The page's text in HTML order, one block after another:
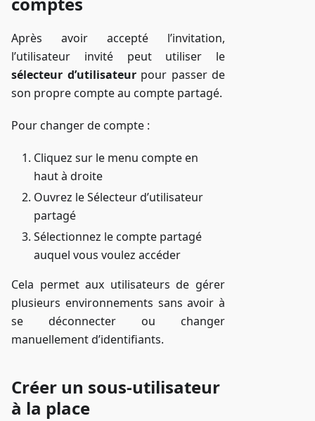
Après avoir accepté l’invitation,
l’utilisateur invité peut utiliser le
sélecteur d’utilisateurpour passer de
son propre compte au compte partagé.
Pour changer de compte :
Cliquez sur le menu compte en
haut à droite
Ouvrez le Sélecteur d’utilisateur
partagé
Sélectionnez le compte partagé
auquel vous voulez accéder
Cela permet aux utilisateurs de gérer
plusieurs environnements sans avoir à
se déconnecter ou changer
manuellement d’identifiants.
Créer un sous-utilisateur
à la place